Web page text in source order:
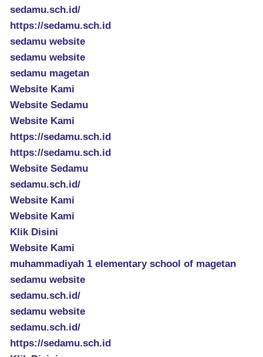
sedamu.sch.id/
https://sedamu.sch.id
sedamu website
sedamu website
sedamu magetan
Website Kami
Website Sedamu
Website Kami
https://sedamu.sch.id
https://sedamu.sch.id
Website Sedamu
sedamu.sch.id/
Website Kami
Website Kami
Klik Disini
Website Kami
muhammadiyah 1 elementary school of magetan
sedamu website
sedamu.sch.id/
sedamu website
sedamu.sch.id/
https://sedamu.sch.id